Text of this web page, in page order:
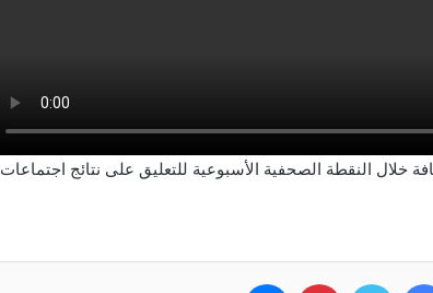
خلال النقطة الصحفية الأسبوعية للتعليق على نتائج اجتماعات
فيسبوك تويتر بينتيريست